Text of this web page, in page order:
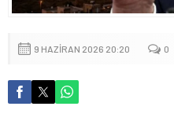
9 HAZIRAN 2026 20:20 0